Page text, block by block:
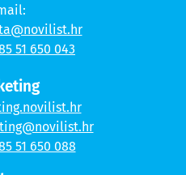
51 650 043
51 650 088